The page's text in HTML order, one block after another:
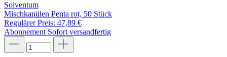
Solventum
Mischkanülen Penta rot, 50 Stück
Regulärer Preis: 47,89 €
Abonnement Sofort versandfertig